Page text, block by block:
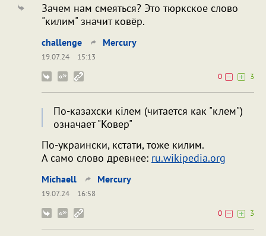
Зачем нам смеяться? Это тюркское слово
"килим" значит ковёр.
challenge Mercury
19.07.24
15:13
0
3
По-казахски кiлем (читается как "клем")
означает "Ковер"
По-украински, кстати, тоже килим.
А само слово древнее: ru.wikipedia.org
Michaell Mercury
19.07.24
16:58
0
3